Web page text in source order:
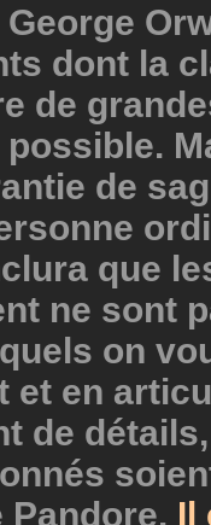
dont la
de
de
que
ne sont
on
et en
de
Pandore. Il